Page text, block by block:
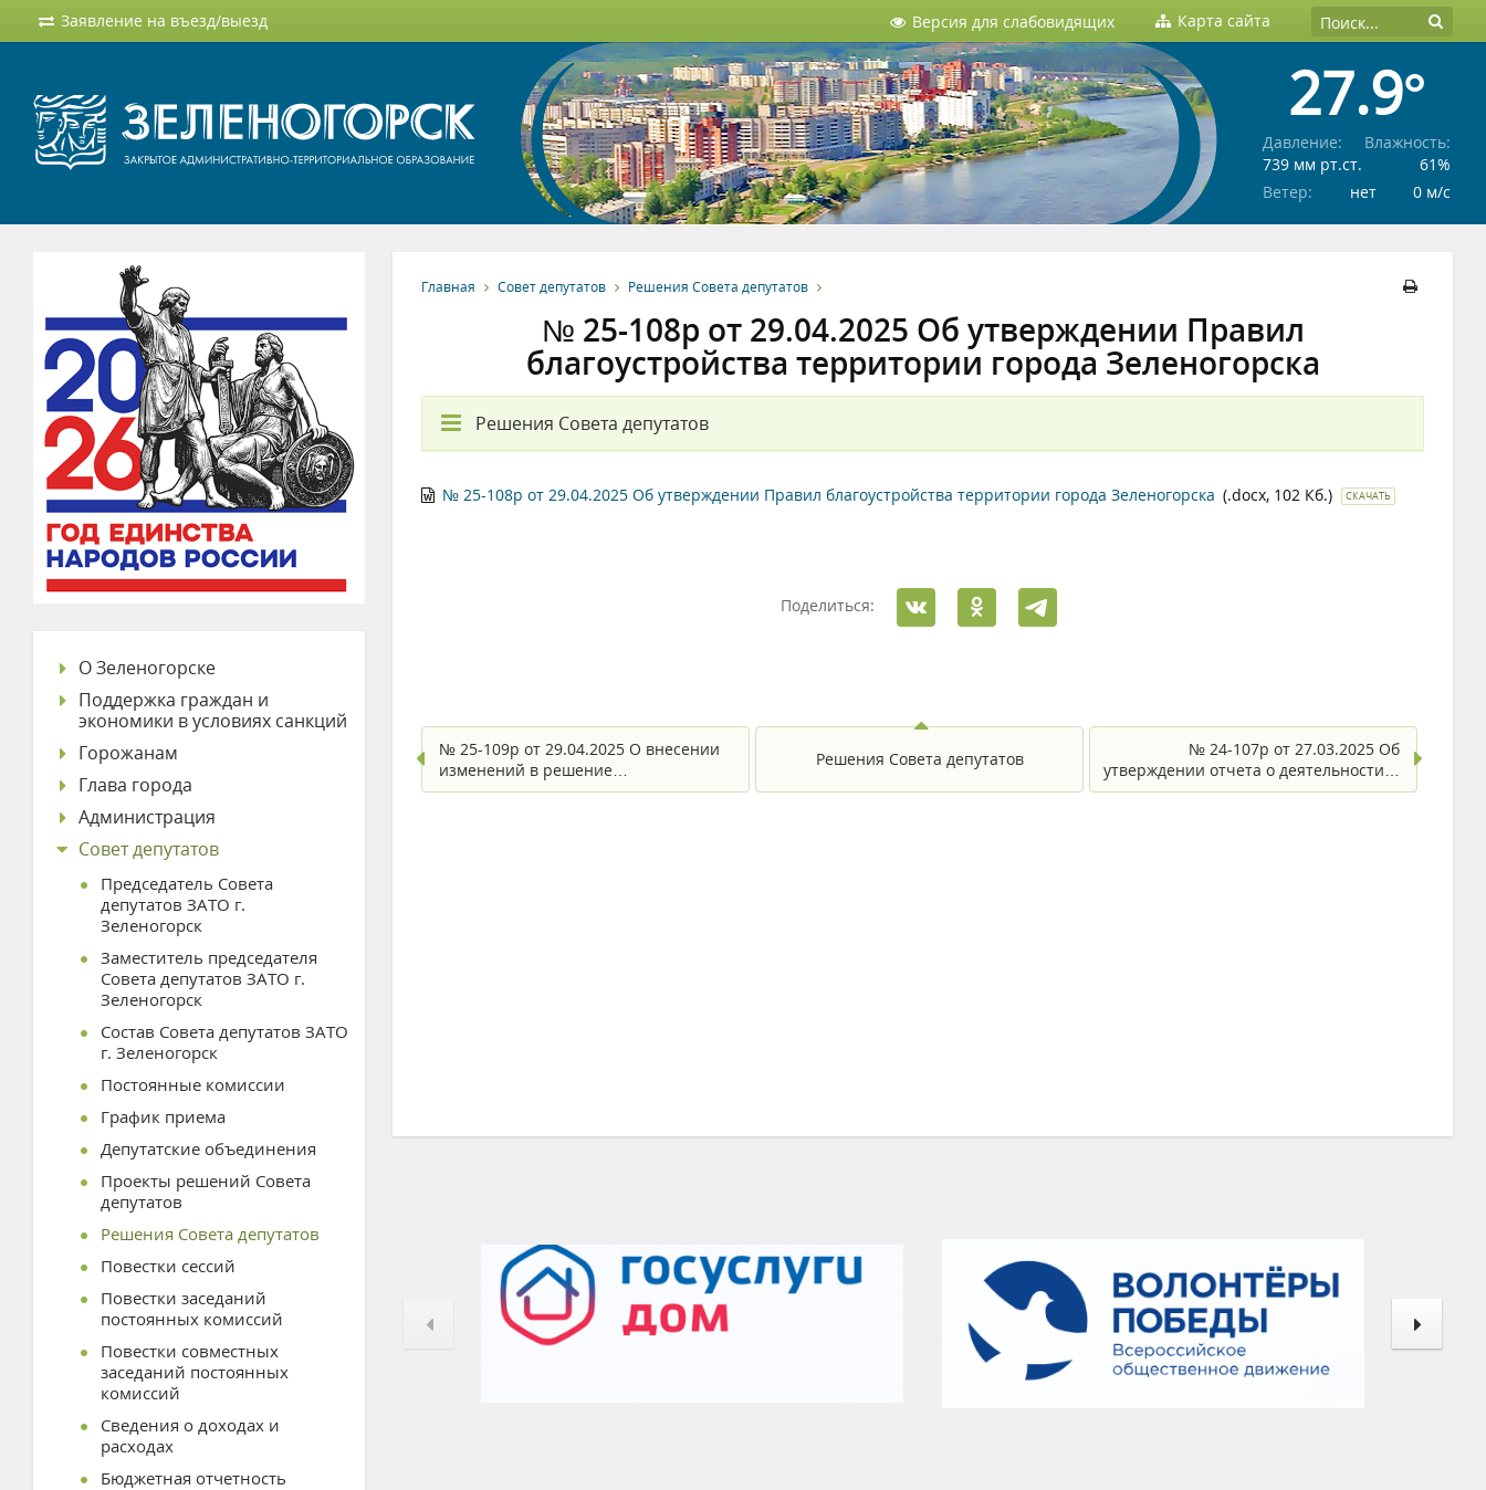
Заявление на въезд/выезд Версия для слабовидящих Карта сайта
27.9°
Давление:
739 мм рт.ст.
Влажность:
61%
Ветер:
нет 0 м/c
Главная Совет депутатов Решения Совета депутатов
№ 25-108р от 29.04.2025 Об утверждении Правил
благоустройства территории города Зеленогорска
Решения Совета депутатов
№ 25-108р от 29.04.2025 Об утверждении Правил благоустройства территории города Зеленогорска (.docx, 102 Кб.) СКАЧАТЬ
Поделиться:
№ 25-109р от 29.04.2025 О внесении
изменений в решение…
Решения Совета депутатов
№ 24-107р от 27.03.2025 Об
утверждении отчета о деятельности…
О Зеленогорске
Поддержка граждан и
экономики в условиях санкций
Горожанам
Глава города
Администрация
Совет депутатов
Председатель Совета
депутатов ЗАТО г.
Зеленогорск
Заместитель председателя
Совета депутатов ЗАТО г.
Зеленогорск
Состав Совета депутатов ЗАТО
г. Зеленогорск
Постоянные комиссии
График приема
Депутатские объединения
Проекты решений Совета
депутатов
Решения Совета депутатов
Повестки сессий
Повестки заседаний
постоянных комиссий
Повестки совместных
заседаний постоянных
комиссий
Сведения о доходах и
расходах
Бюджетная отчетность